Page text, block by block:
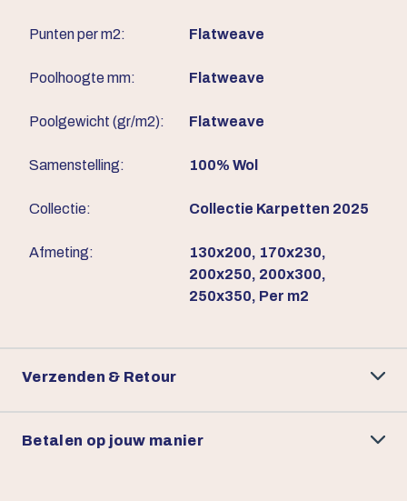
Punten per m2: Flatweave
Poolhoogte mm: Flatweave
Poolgewicht (gr/m2): Flatweave
Samenstelling: 100% Wol
Collectie: Collectie Karpetten 2025
Afmeting:
130x200, 170x230,
200x250, 200x300,
250x350, Per m2
Verzenden & Retour
Betalen op jouw manier